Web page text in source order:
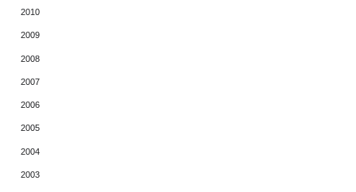
2010
2009
2008
2007
2006
2005
2004
2003